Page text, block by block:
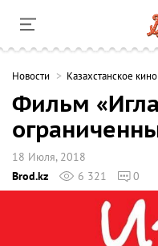
Новости Казахстанское кино
Фильм
18 Июля, 2018
Brod.kz
6 321 0